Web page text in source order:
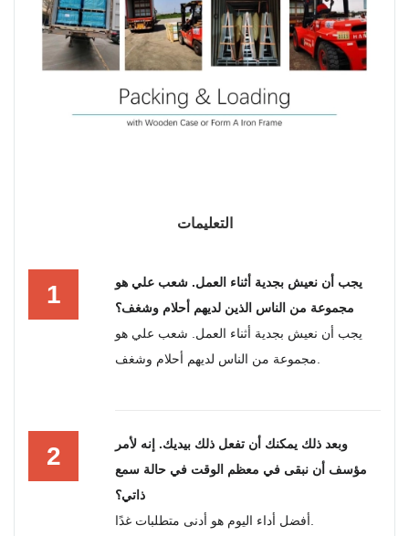
التعليمات
1
يجب أن نعيش بجدية أثناء العمل. شعب علي هو
مجموعة من الناس الذين لديهم أحلام وشغف؟
يجب أن نعيش بجدية أثناء العمل. شعب علي هو
2
وبعد ذلك يمكنك أن تفعل ذلك بيديك. إنه لأمر
مؤسف أن نبقى في معظم الوقت في حالة سمع
ذاتي؟